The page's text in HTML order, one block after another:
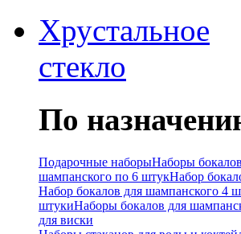
Хрустальное
стекло
По
Подарочные наборыНаборы
шампанского по 6 штукНабор
Набор бокалов для шампанского 4
штукиНаборы бокалов для
для виски